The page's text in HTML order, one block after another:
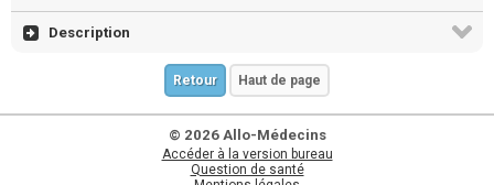
Description
Retour Haut de page
© 2026 Allo-Médecins
Accéder à la version bureau
Question de santé